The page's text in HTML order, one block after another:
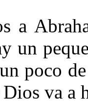
a
un
poco
va a